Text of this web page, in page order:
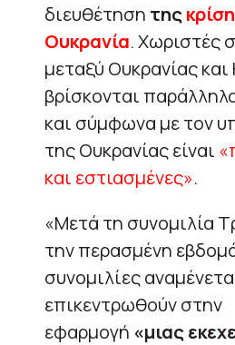
διευθέτηση της
Ουκρανία. Χωριστές
μεταξύ Ουκρανίας
βρίσκονται
και σύμφωνα με τον
της Ουκρανίας είναι
και εστιασμένες».
«Μετά τη συνομιλία
την περασμένη
συνομιλίες
επικεντρωθούν στην
εφαρμογή «μιας